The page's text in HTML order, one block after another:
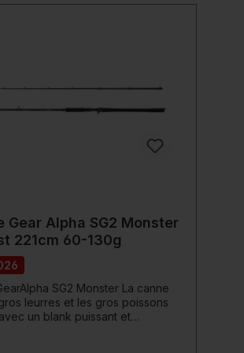
Der hochwertige Torayca-
Performance, die am
Unterschied machen kann.
Gear Alpha SG2 Monster
221cm 60-130g
SG2 Monster La canne
leurres et les gros poissons
un blank puissant et